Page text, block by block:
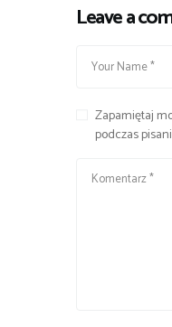
Leave a
Zapamiętaj
podczas